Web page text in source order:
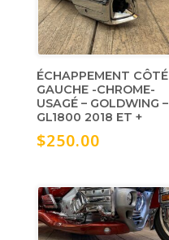
ÉCHAPPEMENT CÔTÉ
GAUCHE -CHROME-
USAGÉ – GOLDWING –
GL1800 2018 ET +
$250.00